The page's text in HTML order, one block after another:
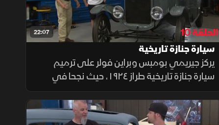
22:07
الحلقة 10
سيارة جنازة تاريخية
يركز جيريمي بومبس وبراين فولر على ترميم
سيارة جنازة تاريخية طراز ١٩٢٤، حيث نجحا في
إحياء محركها الكلاسيكي وتعديل نظام إشعاله،
بالتزامن مع تجهيز سيارة فورمولا فورد وتحديث
نظام تعليقها الخلفي.